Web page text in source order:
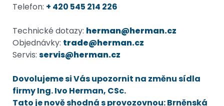
Telefon: + 420 545 214 226
Technické dotazy: herman@herman.cz
Objednávky: trade@herman.cz
Servis: servis@herman.cz
Dovolujeme si Vás upozornit na změnu sídla
firmy Ing. Ivo Herman, CSc.
Tato je nově shodná s provozovnou: Brněnská